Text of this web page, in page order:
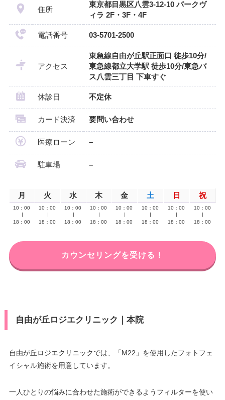
住所
東京都目黒区八雲3-12-10 パークヴ
ィラ 2F・3F・4F
電話番号 03-5701-2500
アクセス
東急線自由が丘駅正面口 徒歩10分/
東急線都立大学駅 徒歩10分/東急バ
ス八雲三丁目 下車すぐ
休診日 不定休
カード決済 要問い合わせ
医療ローン –
駐車場 –
月 火 水 木 金 土 日 祝
10：00
18：00
10：00
18：00
10：00
18：00
10：00
18：00
10：00
18：00
10：00
18：00
10：00
18：00
10：00
18：00
カウンセリングを受ける！
自由が丘ロジエクリニック｜本院
自由が丘ロジエクリニックでは、「M22」を使用したフォトフェ
イシャル施術を用意しています。
一人ひとりの悩みに合わせた施術ができるようフィルターを使い